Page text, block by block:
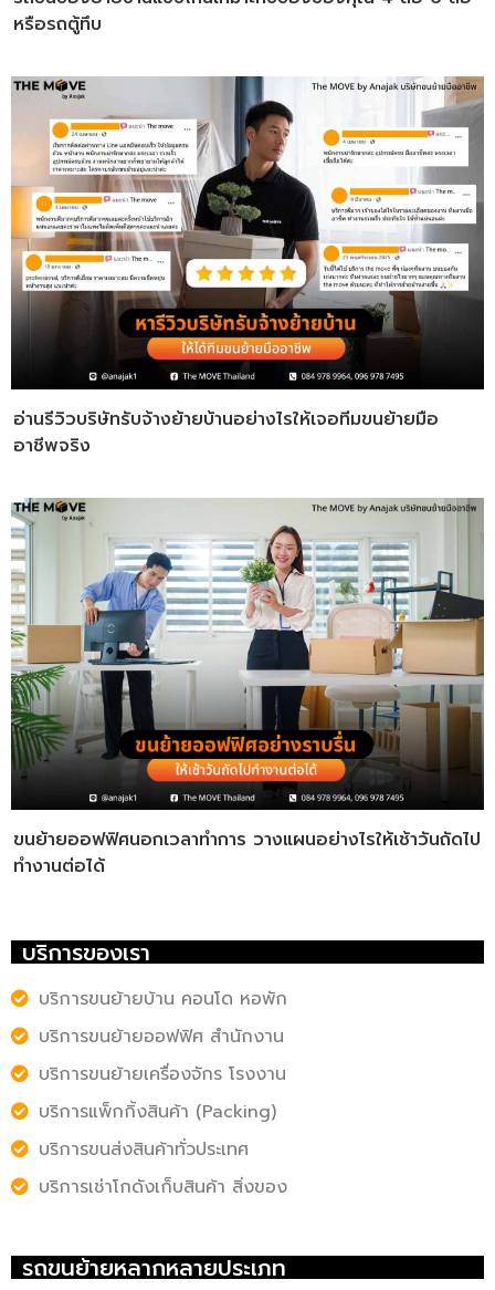
หรือรถตู้ทึบ
อ่านรีวิวบริษัทรับจ้างย้ายบ้านอย่างไรให้เจอทีมขนย้ายมือ
อาชีพจริง
ขนย้ายออฟฟิศนอกเวลาทำการ วางแผนอย่างไรให้เช้าวันถัดไป
ทำงานต่อได้
บริการของเรา
บริการขนย้ายบ้าน คอนโด หอพัก
บริการขนย้ายออฟฟิศ สำนักงาน
บริการขนย้ายเครื่องจักร โรงงาน
บริการแพ็กกิ้งสินค้า (Packing)
บริการขนส่งสินค้าทั่วประเทศ
บริการเช่าโกดังเก็บสินค้า สิ่งของ
รถขนย้ายหลากหลายประเภท